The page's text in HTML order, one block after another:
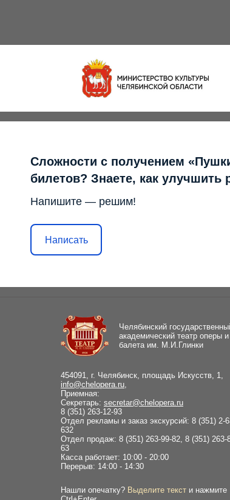
Сложности с получением
билетов? Знаете, как улучшить
Напишите — решим!
Написать
Челябинский
академический театр оперы и
балета им. М.И.Глинки
454091, г. Челябинск, площадь Искусств, 1,
info@chelopera.ru,
Приемная:
Секретарь: secretar@chelopera.ru
8 (351) 263-12-93
Отдел рекламы и заказ экскурсий: 8 (351) 2-
632
Отдел продаж: 8 (351) 263-99-82, 8 (351) 263-
63
Касса работает: 10:00 - 20:00
Перерыв: 14:00 - 14:30
Нашли опечатку? Выделите текст и нажмите